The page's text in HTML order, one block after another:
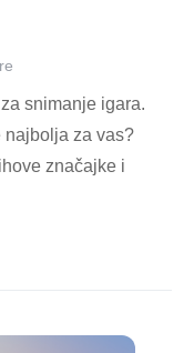
snimanje igara.
najbolja za vas?
značajke i